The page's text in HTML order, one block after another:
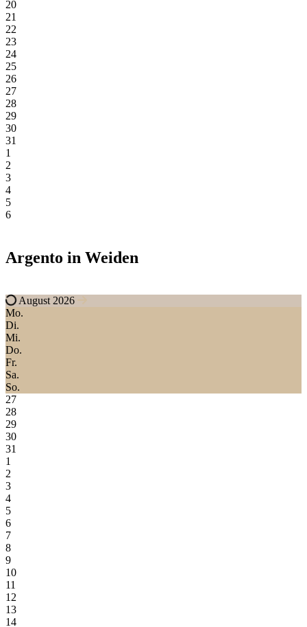
20
21
22
23
24
25
26
27
28
29
30
31
1
2
3
4
5
6
Argento in Weiden
August 2026
Mo.
Di.
Mi.
Do.
Fr.
Sa.
So.
27
28
29
30
31
1
2
3
4
5
6
7
8
9
10
11
12
13
14